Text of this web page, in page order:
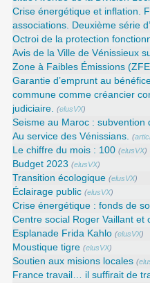
Crise énergétique et inflation.
associations. Deuxième série
Octroi de la protection
Avis de la Ville de Vénissieux
Zone à Faibles Émissions
Garantie d’emprunt au
commune comme créancier
judiciaire. (elusVX)
Seisme au Maroc : subvention
Au service des Vénissians. (
Le chiffre du mois : 100 (elusVX)
Budget 2023 (elusVX)
Transition écologique (elusVX)
Éclairage public (elusVX)
Crise énergétique : fonds de
Centre social Roger Vaillant et
Esplanade Frida Kahlo (elusVX)
Moustique tigre (elusVX)
Soutien aux misions locales (
France travail… il suffirait de